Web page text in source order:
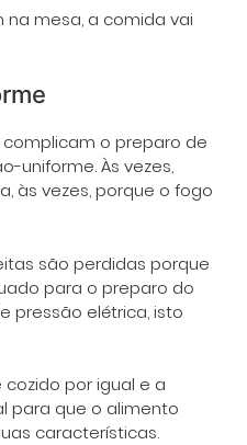
mesa, a comida vai
o preparo de
uniforme. Às vezes,
às vezes, porque o fogo
são perdidas porque
para o preparo do
pressão elétrica, isto
por igual e a
para que o alimento
características.